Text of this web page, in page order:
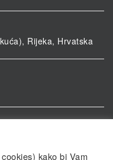
Rijeka, Hrvatska
Hrvatska
kako bi Vam